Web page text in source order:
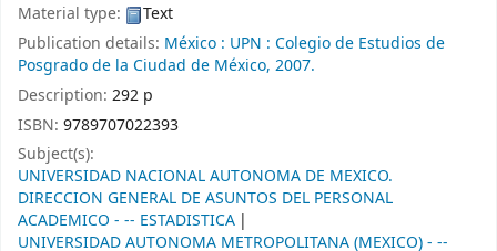
Material type:
Text
Publication details: México : UPN : Colegio de Estudios de
Posgrado de la Ciudad de México, 2007.
Description: 292 p
ISBN: 9789707022393
Subject(s):
UNIVERSIDAD NACIONAL AUTONOMA DE MEXICO.
DIRECCION GENERAL DE ASUNTOS DEL PERSONAL
ACADEMICO - -- ESTADISTICA
UNIVERSIDAD AUTONOMA METROPOLITANA (MEXICO) - --